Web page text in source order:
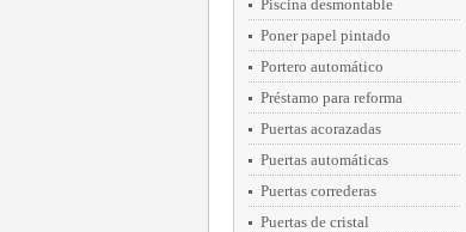
Piscina desmontable
Poner papel pintado
Portero automático
Préstamo para reforma
Puertas acorazadas
Puertas automáticas
Puertas correderas
Puertas de cristal